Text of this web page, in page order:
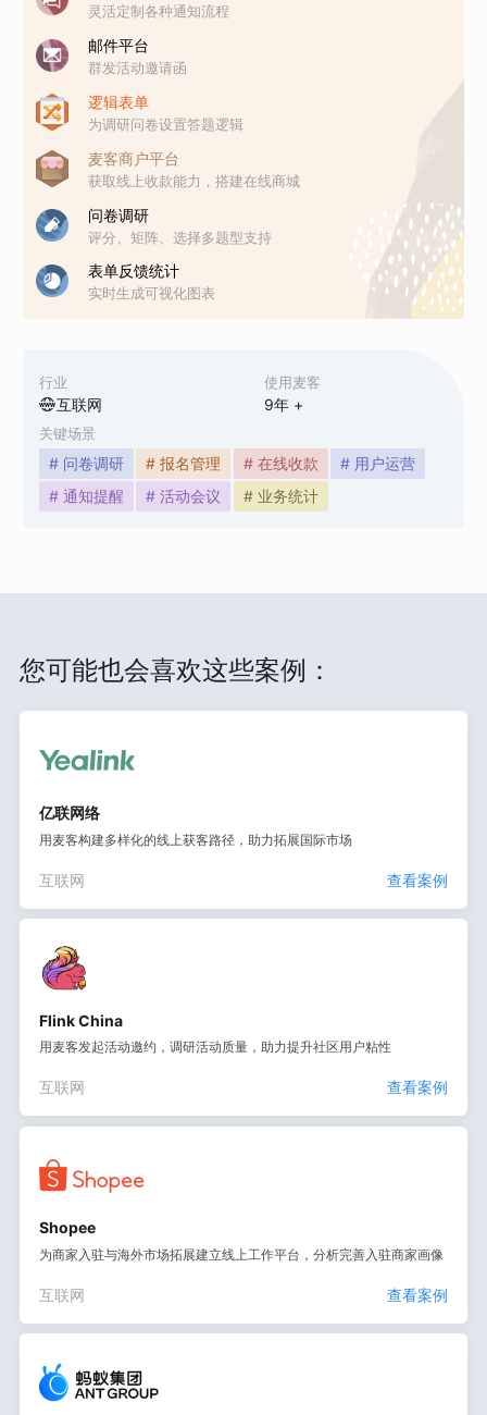
行业
互联网
使用麦客
9年 +
关键场景
# 问卷调研 # 报名管理 # 在线收款
# 用户运营
# 通知提醒
# 活动会议 # 业务统计
灵活定制各种通知流程
邮件平台
群发活动邀请函
逻辑表单
为调研问卷设置答题逻辑
麦客商户平台
获取线上收款能力，搭建在线商城
问卷调研
评分、矩阵、选择多题型支持
表单反馈统计
实时生成可视化图表
您可能也会喜欢这些案例：
亿联网络
用麦客构建多样化的线上获客路径，助力拓展国际市场
互联网 查看案例
Flink China
用麦客发起活动邀约，调研活动质量，助力提升社区用户粘性
互联网 查看案例
Shopee
为商家入驻与海外市场拓展建立线上工作平台，分析完善入驻商家画像
互联网 查看案例